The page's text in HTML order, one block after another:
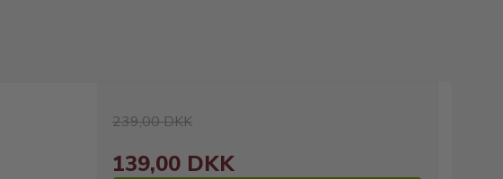
239,00 DKK
139,00 DKK